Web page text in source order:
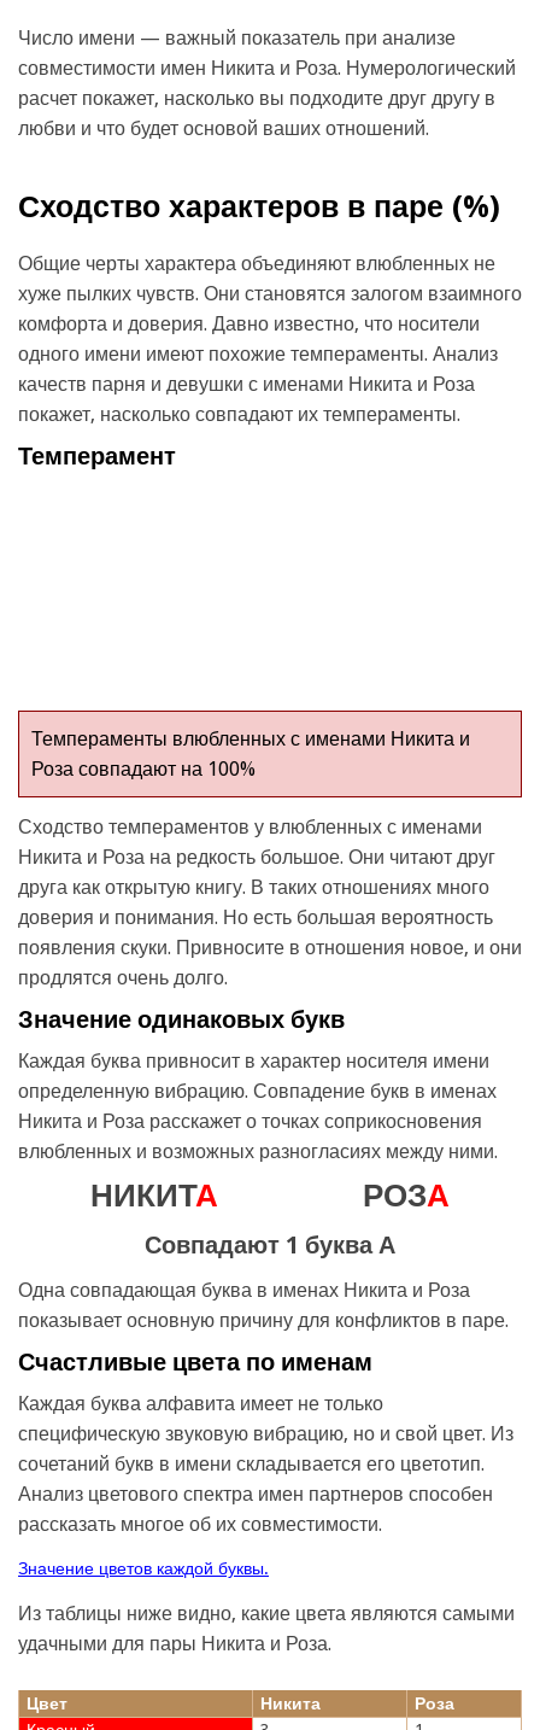
Число имени — важный показатель при анализе
совместимости имен Никита и Роза. Нумерологический
расчет покажет, насколько вы подходите друг другу в
любви и что будет основой ваших отношений.
Сходство характеров в паре (%)
Общие черты характера объединяют влюбленных не
хуже пылких чувств. Они становятся залогом взаимного
комфорта и доверия. Давно известно, что носители
одного имени имеют похожие темпераменты. Анализ
качеств парня и девушки с именами Никита и Роза
покажет, насколько совпадают их темпераменты.
Темперамент
Темпераменты влюбленных с именами Никита и
Роза совпадают на 100%
Сходство темпераментов у влюбленных с именами
Никита и Роза на редкость большое. Они читают друг
друга как открытую книгу. В таких отношениях много
доверия и понимания. Но есть большая вероятность
появления скуки. Привносите в отношения новое, и они
продлятся очень долго.
Значение одинаковых букв
Каждая буква привносит в характер носителя имени
определенную вибрацию. Совпадение букв в именах
Никита и Роза расскажет о точках соприкосновения
влюбленных и возможных разногласиях между ними.
НИКИТА РОЗА
Совпадают 1 буква А
Одна совпадающая буква в именах Никита и Роза
показывает основную причину для конфликтов в паре.
Счастливые цвета по именам
Каждая буква алфавита имеет не только
специфическую звуковую вибрацию, но и свой цвет. Из
сочетаний букв в имени складывается его цветотип.
Анализ цветового спектра имен партнеров способен
рассказать многое об их совместимости.
Значение цветов каждой буквы.
Из таблицы ниже видно, какие цвета являются самыми
удачными для пары Никита и Роза.
Цвет Никита
Роза